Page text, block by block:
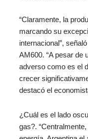
“Claramente, la
marcando su
internacional”,
AM600. “A pesar de
adverso como es el
crecer
destacó el
¿Cuál es el lado
gas?.